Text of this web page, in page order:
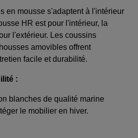
en mousse s'adaptent à l'intérieur
HR est pour l'intérieur, la
l'extérieur. Les coussins
amovibles offrent
facile et durabilité.
:
blanches de qualité marine
le mobilier en hiver.